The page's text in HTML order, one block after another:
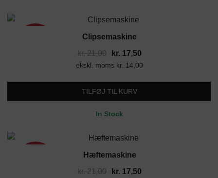
Clipsemaskine
kr.21,00
Den
oprindelige
var:
kr. 21,00.
kr. 17,50
aktuelle
kr. 17,50.
ekskl. moms kr. 14,00
TILFØJ TIL KURV
In Stock
Hæftemaskine
kr.21,00 Den
kr. 17,50